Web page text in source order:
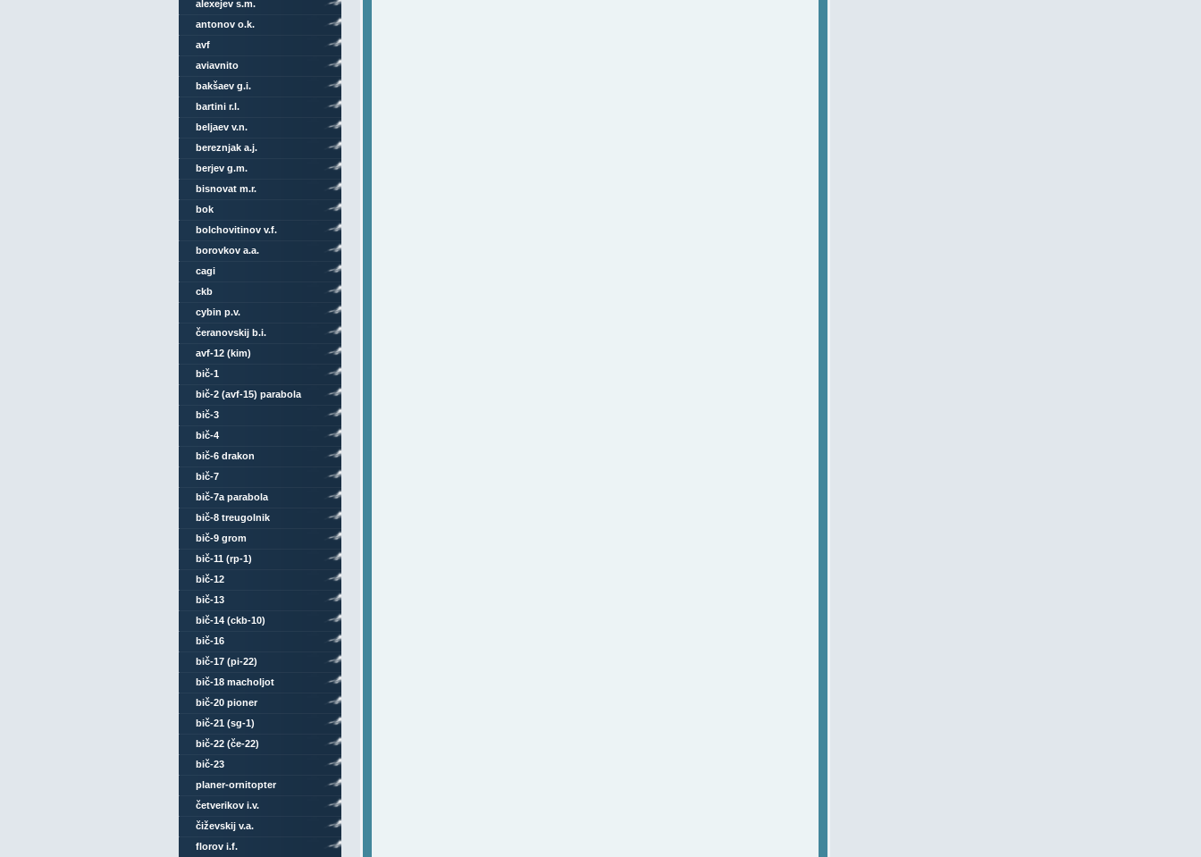
alexejev s.m.
antonov o.k.
avf
aviavnito
bakšaev g.i.
bartini r.l.
beljaev v.n.
bereznjak a.j.
berjev g.m.
bisnovat m.r.
bok
bolchovitinov v.f.
borovkov a.a.
cagi
ckb
cybin p.v.
čeranovskij b.i.
avf-12 (kim)
bič-1
bič-2 (avf-15) parabola
bič-3
bič-4
bič-6 drakon
bič-7
bič-7a parabola
bič-8 treugolnik
bič-9 grom
bič-11 (rp-1)
bič-12
bič-13
bič-14 (ckb-10)
bič-16
bič-17 (pi-22)
bič-18 macholjot
bič-20 pioner
bič-21 (sg-1)
bič-22 (če-22)
bič-23
planer-ornitopter
četverikov i.v.
čiževskij v.a.
florov i.f.